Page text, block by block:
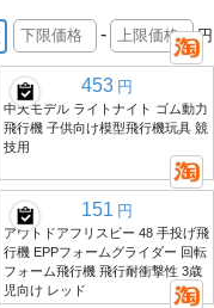
- 円
453 円
中天モデル ライトナイト ゴム動力
飛行機 子供向け模型飛行機玩具 競
技用
151 円
アウトドアフリスビー 48 手投げ飛
行機 EPPフォームグライダー 回転
フォーム飛行機 飛行耐衝撃性 3歳
児向け レッド